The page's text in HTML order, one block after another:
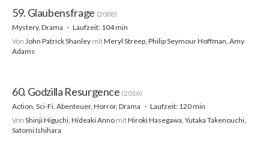
59. Glaubensfrage (2008)
Mystery, Drama
Laufzeit: 104 min
Von John Patrick Shanley mitMeryl Streep, Philip Seymour Hoffman, Amy
Adams
60. Godzilla Resurgence (2016)
Action, Sci-Fi, Abenteuer, Horror, Drama
Laufzeit: 120 min
Von Shinji Higuchi, Hideaki Anno mitHiroki Hasegawa, Yutaka Takenouchi,
Satomi Ishihara